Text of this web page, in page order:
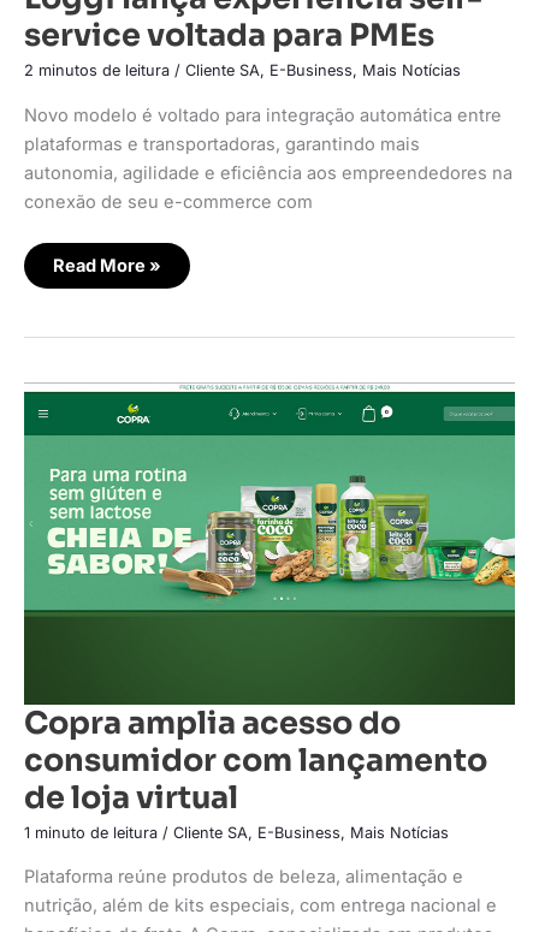
service voltada para PMEs
2 minutos de leitura / Cliente SA, E-Business, Mais Notícias
Novo modelo é voltado para integração automática entre
plataformas e transportadoras, garantindo mais
autonomia, agilidade e eficiência aos empreendedores na
conexão de seu e-commerce com
Read More »
Copra amplia acesso do
consumidor com lançamento
de loja virtual
1 minuto de leitura / Cliente SA, E-Business, Mais Notícias
Plataforma reúne produtos de beleza, alimentação e
nutrição, além de kits especiais, com entrega nacional e
Copra
do
com
lançamento
de
loja
virtual